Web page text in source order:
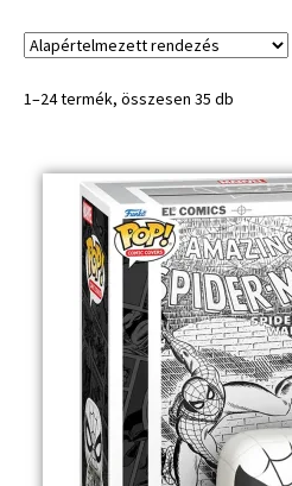
1–24 termék, összesen 35 db